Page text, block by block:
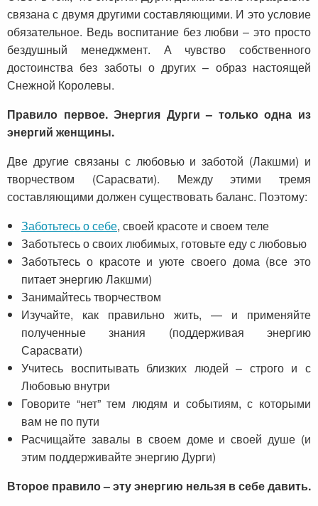
связана с двумя другими составляющими. И это условие
обязательное. Ведь воспитание без любви – это просто
бездушный менеджмент. А чувство собственного
достоинства без заботы о других – образ настоящей
Снежной Королевы.
Правило первое. Энергия Дурги – только одна из
энергий женщины.
Две другие связаны с любовью и заботой (Лакшми) и
творчеством (Сарасвати). Между этими тремя
составляющими должен существовать баланс. Поэтому:
Заботьтесь о себе, своей красоте и своем теле
Заботьтесь о своих любимых, готовьте еду с любовью
Заботьтесь о красоте и уюте своего дома (все это
питает энергию Лакшми)
Занимайтесь творчеством
Изучайте, как правильно жить, — и применяйте
полученные знания (поддерживая энергию
Сарасвати)
Учитесь воспитывать близких людей – строго и с
Любовью внутри
Говорите “нет” тем людям и событиям, с которыми
вам не по пути
Расчищайте завалы в своем доме и своей душе (и
этим поддерживайте энергию Дурги)
Второе правило – эту энергию нельзя в себе давить.